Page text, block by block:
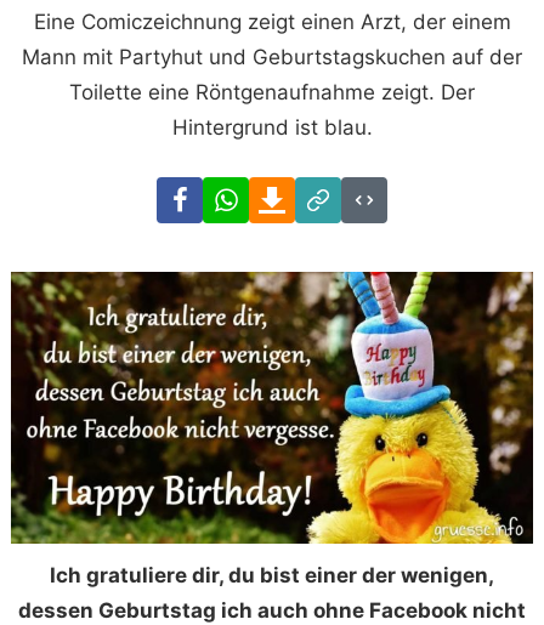
Eine Comiczeichnung zeigt einen Arzt, der einem
Mann mit Partyhut und Geburtstagskuchen auf der
Toilette eine Röntgenaufnahme zeigt. Der
Hintergrund ist blau.
FacebookWhatsAppDownload
Link
Code
Ich gratuliere dir, du bist einer der wenigen,
dessen Geburtstag ich auch ohne Facebook nicht